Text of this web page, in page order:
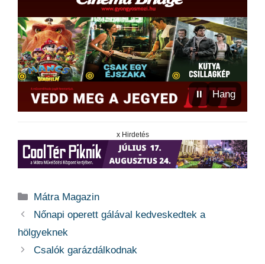
⏸ Hang
x Hirdetés
Kategória
Mátra Magazin
Nőnapi operett gálával kedveskedtek a
hölgyeknek
Csalók garázdálkodnak